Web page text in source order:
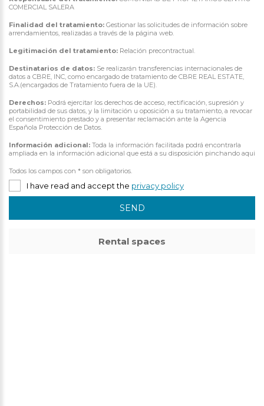
COMERCIAL SALERA
Finalidad del tratamiento: Gestionar las solicitudes de información sobre
arrendamientos, realizadas a través de la página web.
Legitimación del tratamiento: Relación precontractual.
Destinatarios de datos: Se realizarán transferencias internacionales de
datos a CBRE, INC, como encargado de tratamiento de CBRE REAL ESTATE,
S.A.(encargados de Tratamiento fuera de la UE).
Derechos: Podrá ejercitar los derechos de acceso, rectificación, supresión y
portabilidad de sus datos, y la limitación u oposición a su tratamiento, a revocar
el consentimiento prestado y a presentar reclamación ante la Agencia
Española Protección de Datos.
Información adicional: Toda la información facilitada podrá encontrarla
ampliada en la información adicional que está a su disposición pinchando aqui
Todos los campos con * son obligatorios.
I have read and accept the privacy policy
SEND
Rental spaces